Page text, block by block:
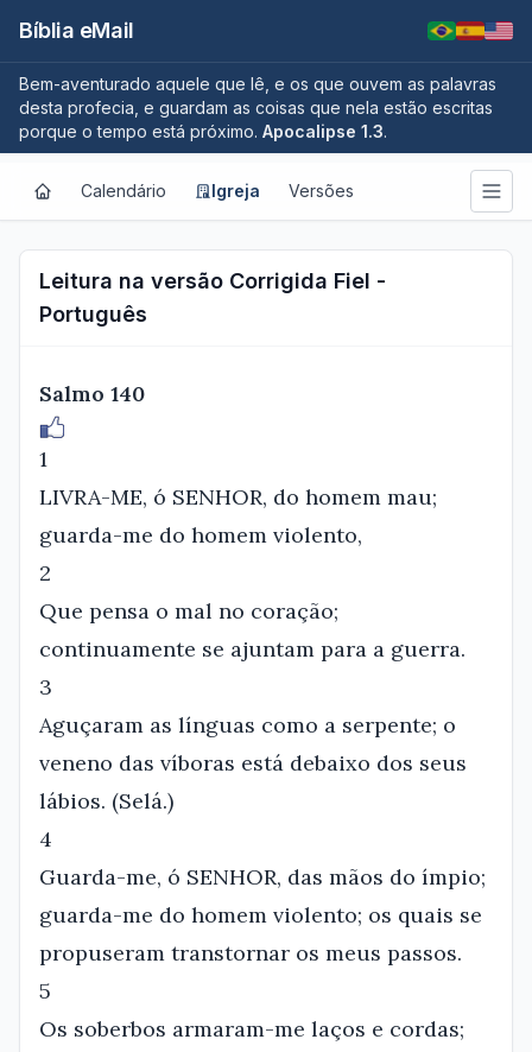
Bíblia eMail
Bem-aventurado aquele que lê, e os que ouvem as palavras
desta profecia, e guardam as coisas que nela estão escritas
porque o tempo está próximo. Apocalipse 1.3.
Calendário Igreja Versões
Leitura na versão Corrigida Fiel -
Português
Salmo 140
1
LIVRA-ME, ó SENHOR, do homem mau;
guarda-me do homem violento,
2
Que pensa o mal no coração;
continuamente se ajuntam para a guerra.
3
Aguçaram as línguas como a serpente; o
veneno das víboras está debaixo dos seus
lábios. (Selá.)
4
Guarda-me, ó SENHOR, das mãos do ímpio;
guarda-me do homem violento; os quais se
propuseram transtornar os meus passos.
5
Os soberbos armaram-me laços e cordas;